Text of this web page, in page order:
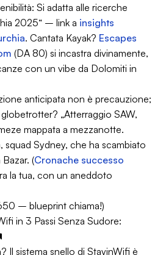
: Si adatta alle ricerche
2025“ – link a insights
. Cantata Kayak? Escapes
(DA 80) si incastra divinamente,
con un vibe da Dolomiti in
anticipata non è precauzione;
„Atterraggio SAW,
mappata a mezzanotte.
Sydney, che ha scambiato
(Cronache successo
la tua, con un aneddoto
– blueprint chiama!)
in 3 Passi Senza Sudore:
Il sistema snello di StayinWifi è